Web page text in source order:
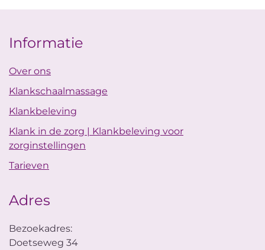
Informatie
Over ons
Klankschaalmassage
Klankbeleving
Klank in de zorg | Klankbeleving voor
zorginstellingen
Tarieven
Adres
Bezoekadres:
Doetseweg 34